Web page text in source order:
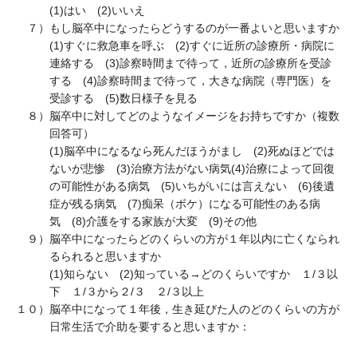
(1)はい (2)いいえ
７）
もし脳卒中になったらどうするのが一番よいと思いますか
(1)すぐに救急車を呼ぶ (2)すぐに近所の診療所・病院に
連絡する (3)診察時間まで待って，近所の診療所を受診
する (4)診察時間まで待って，大きな病院（専門医）を
受診する (5)数日様子を見る
８）
脳卒中に対してどのようなイメージをお持ちですか（複数
回答可）
(1)脳卒中になるなら死んだほうがまし (2)死ぬほどでは
ないが悲惨 (3)治療方法がない病気(4)治療によって回復
の可能性がある病気 (5)いちがいには言えない (6)後遺
症が残る病気 (7)痴呆（ボケ）になる可能性のある病
気 (8)介護をする家族が大変 (9)その他
９）
脳卒中になったらどのくらいの方が１年以内に亡くなられ
るられると思いますか
(1)知らない (2)知っている→どのくらいですか １/３以
下 １/３から２/３ ２/３以上
１０）
脳卒中になって１年後，生き延びた人のどのくらいの方が
日常生活で介助を要すると思いますか：